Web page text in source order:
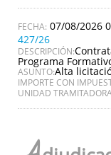
07/08/2026
427/26
DESCRIPCIÓN:
Programa
ASUNTO:Alta
IMPORTE CON
UNIDAD